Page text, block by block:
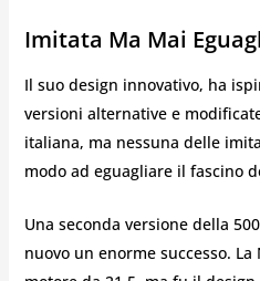
Imitata Ma Mai
Il suo design innovativo, ha
versioni alternative e
italiana, ma nessuna delle
modo ad eguagliare il fascino
Una seconda versione della
nuovo un enorme successo. La